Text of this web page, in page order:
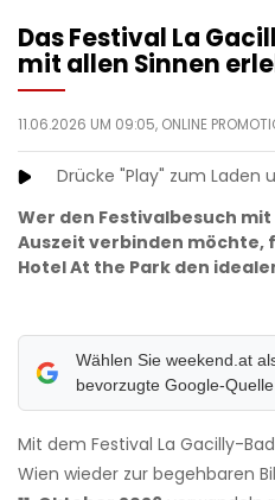
Das Festival La
mit allen Sinnen
11.06.2026 UM 09:05, ONLINE
Drücke "Play" zum Laden
Wer den Festivalbesuch
Auszeit verbinden möchte,
Hotel At the Park den
Wählen Sie weekend.at
bevorzugte Google-Quelle
Mit dem Festival La Gacilly-
Wien wieder zur begehbaren